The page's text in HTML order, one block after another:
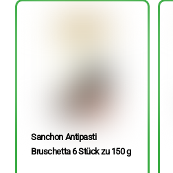
Sanchon Antipasti
Bruschetta 6 Stück zu 150 g